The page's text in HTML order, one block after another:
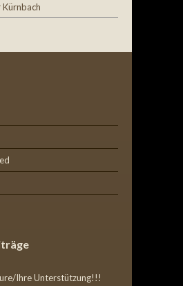
Kürnbach
Ihre Unterstützung!!!